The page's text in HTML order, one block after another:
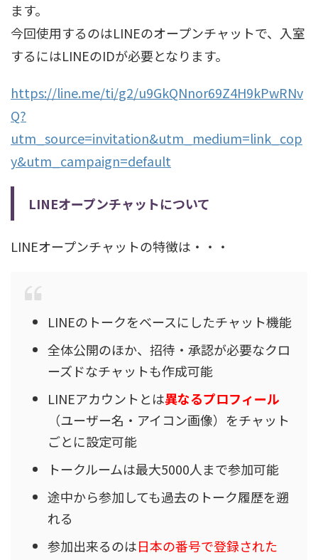
ます。
今回使用するのはLINEのオープンチャットで、入室
するにはLINEのIDが必要となります。
https://line.me/ti/g2/u9GkQNnor69Z4H9kPwRNv
Q?
utm_source=invitation&utm_medium=link_cop
y&utm_campaign=default
LINEオープンチャットについて
LINEオープンチャットの特徴は・・・
LINEのトークをベースにしたチャット機能
全体公開のほか、招待・承認が必要なクロ
ーズドなチャットも作成可能
LINEアカウントとは異なるプロフィール
（ユーザー名・アイコン画像）をチャット
ごとに設定可能
トークルームは最大5000人まで参加可能
途中から参加しても過去のトーク履歴を遡
れる
参加出来るのは日本の番号で登録された